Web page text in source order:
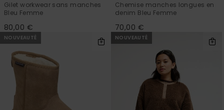
Gilet workwear sans manches
Bleu Femme
80,00 €
Chemise manches longues en
denim Bleu Femme
70,00 €
NOUVEAUTÉ NOUVEAUTÉ